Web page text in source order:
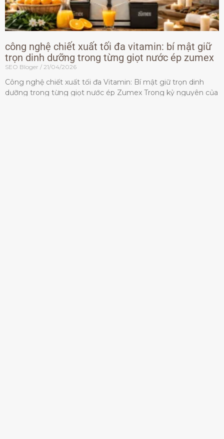
công nghệ chiết xuất tối đa vitamin: bí mật giữ
trọn dinh dưỡng trong từng giọt nước ép zumex
SEO Bloger 21/04/2026
Công nghệ chiết xuất tối đa Vitamin: Bí mật giữ trọn dinh
dưỡng trong từng giọt nước ép Zumex Trong kỷ nguyên của